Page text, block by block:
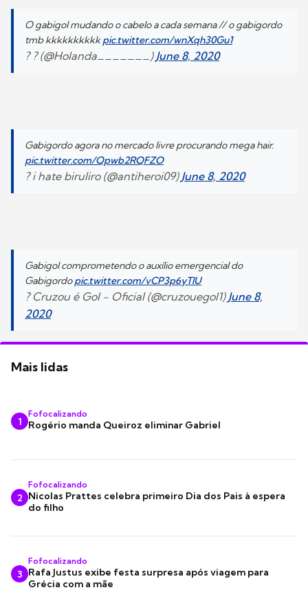
O gabigol mudando o cabelo a cada semana // o gabigordo
tmb kkkkkkkkkkpic.twitter.com/wnXqh30Gu1
? ? (@Holanda_______) June 8, 2020
Gabigordo agora no mercado livre procurando mega hair.
pic.twitter.com/Qpwb2RQFZO
? i hate biruliro (@antiheroi09) June 8, 2020
Gabigol comprometendo o auxílio emergencial do
Gabigordopic.twitter.com/vCP3p6yTlU
? Cruzou é Gol - Oficial (@cruzouegol1) June 8,
2020
Mais lidas
1
Fofocalizando
Rogério manda Queiroz eliminar Gabriel
2
Fofocalizando
Nicolas Prattes celebra primeiro Dia dos Pais à espera
do filho
3
Fofocalizando
Rafa Justus exibe festa surpresa após viagem para
Grécia com a mãe